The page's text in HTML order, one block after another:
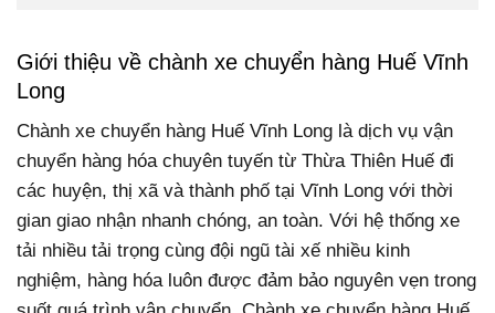
Giới thiệu về chành xe chuyển hàng Huế Vĩnh
Long
Chành xe chuyển hàng Huế Vĩnh Long là dịch vụ vận
chuyển hàng hóa chuyên tuyến từ Thừa Thiên Huế đi
các huyện, thị xã và thành phố tại Vĩnh Long với thời
gian giao nhận nhanh chóng, an toàn. Với hệ thống xe
tải nhiều tải trọng cùng đội ngũ tài xế nhiều kinh
nghiệm, hàng hóa luôn được đảm bảo nguyên vẹn trong